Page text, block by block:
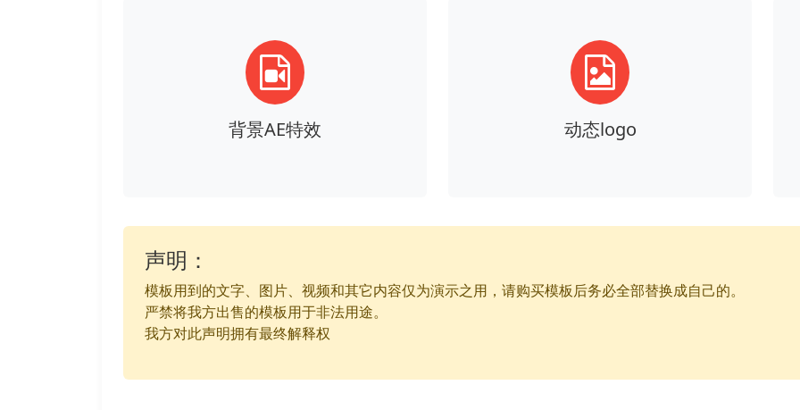
背景AE特效 动态logo
声明：
模板用到的文字、图片、视频和其它内容仅为演示之用，请购买模板后务必全部替换成自己的。
严禁将我方出售的模板用于非法用途。
我方对此声明拥有最终解释权